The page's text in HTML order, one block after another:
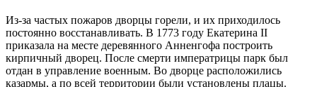
Из-за частых пожаров дворцы горели, и их приходилось
постоянно восстанавливать. В 1773 году Екатерина II
приказала на месте деревянного Анненгофа построить
кирпичный дворец. После смерти императрицы парк был
отдан в управление военным. Во дворце расположились
казармы, а по всей территории были установлены плацы.